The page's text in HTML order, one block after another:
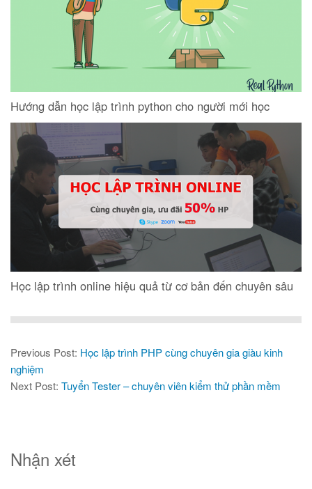
Hướng dẫn học lập trình python cho người mới học
Học lập trình online hiệu quả từ cơ bản đến chuyên sâu
Previous Post: Học lập trình PHP cùng chuyên gia giàu kinh
nghiệm
Next Post: Tuyển Tester – chuyên viên kiểm thử phần mềm
Nhận xét